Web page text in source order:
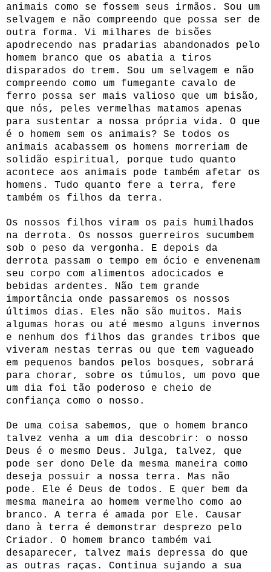
animais como se fossem seus irmãos. Sou um
selvagem e não compreendo que possa ser de
outra forma. Vi milhares de bisões
apodrecendo nas pradarias abandonados pelo
homem branco que os abatia a tiros
disparados do trem. Sou um selvagem e não
compreendo como um fumegante cavalo de
ferro possa ser mais valioso que um bisão,
que nós, peles vermelhas matamos apenas
para sustentar a nossa própria vida. O que
é o homem sem os animais? Se todos os
animais acabassem os homens morreriam de
solidão espiritual, porque tudo quanto
acontece aos animais pode também afetar os
homens. Tudo quanto fere a terra, fere
também os filhos da terra.
Os nossos filhos viram os pais humilhados
na derrota. Os nossos guerreiros sucumbem
sob o peso da vergonha. E depois da
derrota passam o tempo em ócio e envenenam
seu corpo com alimentos adocicados e
bebidas ardentes. Não tem grande
importância onde passaremos os nossos
últimos dias. Eles não são muitos. Mais
algumas horas ou até mesmo alguns invernos
e nenhum dos filhos das grandes tribos que
viveram nestas terras ou que tem vagueado
em pequenos bandos pelos bosques, sobrará
para chorar, sobre os túmulos, um povo que
um dia foi tão poderoso e cheio de
confiança como o nosso.
De uma coisa sabemos, que o homem branco
talvez venha a um dia descobrir: o nosso
Deus é o mesmo Deus. Julga, talvez, que
pode ser dono Dele da mesma maneira como
deseja possuir a nossa terra. Mas não
pode. Ele é Deus de todos. E quer bem da
mesma maneira ao homem vermelho como ao
branco. A terra é amada por Ele. Causar
dano à terra é demonstrar desprezo pelo
Criador. O homem branco também vai
desaparecer, talvez mais depressa do que
as outras raças. Continua sujando a sua